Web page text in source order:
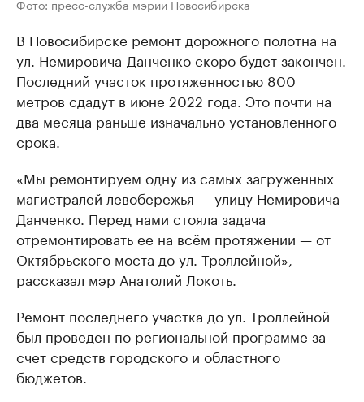
Фото: пресс-служба мэрии Новосибирска
В Новосибирске ремонт дорожного полотна на
ул. Немировича-Данченко скоро будет закончен.
Последний участок протяженностью 800
метров сдадут в июне 2022 года. Это почти на
два месяца раньше изначально установленного
срока.
«Мы ремонтируем одну из самых загруженных
магистралей левобережья — улицу Немировича-
Данченко. Перед нами стояла задача
отремонтировать ее на всём протяжении — от
Октябрьского моста до ул. Троллейной», —
рассказал мэр Анатолий Локоть.
Ремонт последнего участка до ул. Троллейной
был проведен по региональной программе за
счет средств городского и областного
бюджетов.